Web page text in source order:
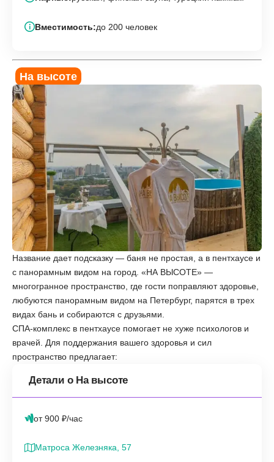
Вместимость:до 200 человек
На высоте
Название дает подсказку — баня не простая, а в пентхаусе и
с панорамным видом на город. «‎НА ВЫСОТЕ» —
многогранное пространство, где гости поправляют здоровье,
любуются панорамным видом на Петербург, парятся в трех
видах бань и собираются с друзьями.
СПА-комплекс в пентхаусе помогает не хуже психологов и
врачей. Для поддержания вашего здоровья и сил
пространство предлагает:
Детали о На высоте
от 900 ₽/час
Матроса Железняка, 57